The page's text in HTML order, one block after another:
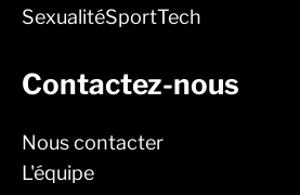
SexualitéSportTech
Contactez-nous
Nous contacter
L'équipe